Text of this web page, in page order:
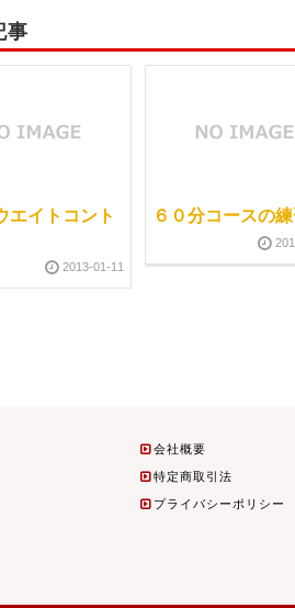
事
エイトコント
2013-01-11
６０分コースの
会社概要
特定商取引法
プライバシーポリシー